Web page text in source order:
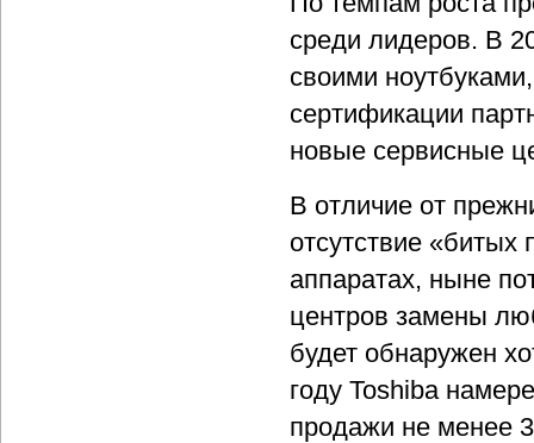
среди лидеров. В
своими
сертификации
новые сервисные
В отличие от
отсутствие
аппаратах, ныне
центров замены
будет обнаружен
году Toshiba
продажи не менее